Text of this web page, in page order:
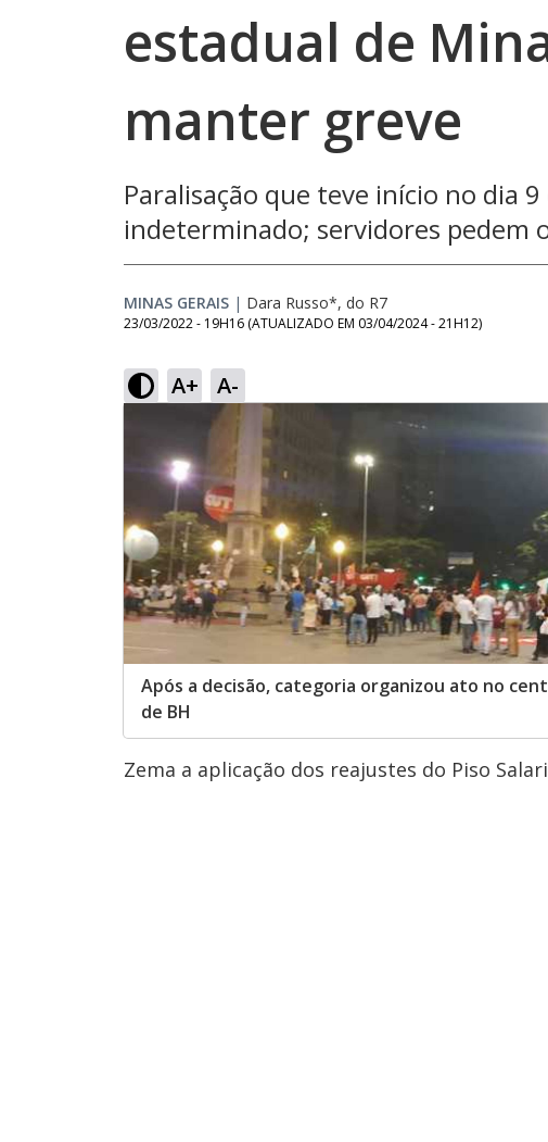
estadual de
manter greve
Paralisação que teve início no dia
indeterminado; servidores pedem
MINAS GERAIS | Dara Russo*, do R7
23/03/2022 - 19H16 (ATUALIZADO EM 03/04/2024 - 21H12)
A+ A-
Após a decisão, categoria organizou ato no
de BH
Zema a aplicação dos reajustes do Piso